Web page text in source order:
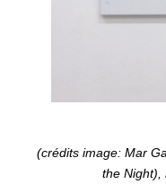
(crédits image: Mar
the Night),